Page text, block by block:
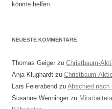
könnte helfen.
NEUESTE KOMMENTARE
Thomas Geiger zu Christbaum-
Anja Klughardt zu Christbaum-
Lars Feierabend zu Abschied nach
Susanne Wenninger zu